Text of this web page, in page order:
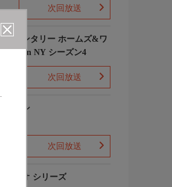
次回放送
エレメンタリー ホームズ&ワ
トソン in NY シーズン4
次回放送
下山メシ
次回放送
ガリレオ シリーズ